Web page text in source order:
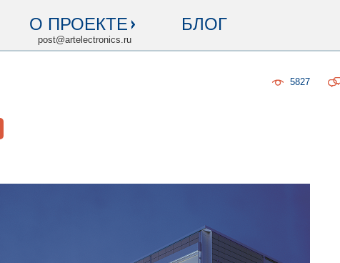
О ПРОЕКТЕ
post@artelectronics.ru
БЛОГ
5827